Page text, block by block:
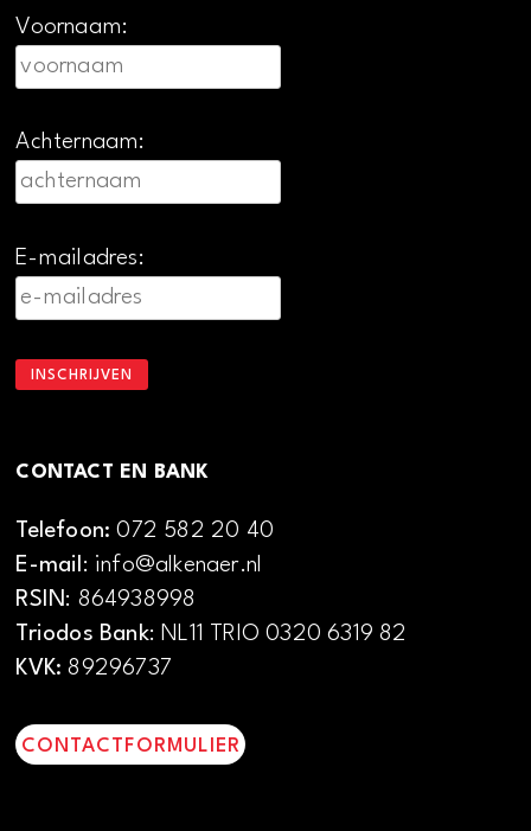
Voornaam:
Achternaam:
E-mailadres:
CONTACT EN BANK
Telefoon:072 582 20 40
E-mail: info@alkenaer.nl
RSIN: 864938998
Triodos Bank: NL11 TRIO 0320 6319 82
KVK: 89296737
CONTACTFORMULIER